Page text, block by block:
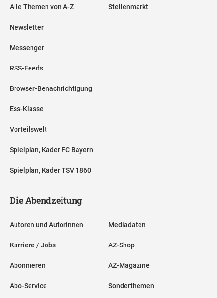
Alle Themen von A-Z
Newsletter
Messenger
RSS-Feeds
Browser-Benachrichtigung
Ess-Klasse
Vorteilswelt
Spielplan, Kader FC Bayern
Spielplan, Kader TSV 1860
Stellenmarkt
Die Abendzeitung
Autoren und Autorinnen
Karriere / Jobs
Abonnieren
Abo-Service
Mediadaten
AZ-Shop
AZ-Magazine
Sonderthemen